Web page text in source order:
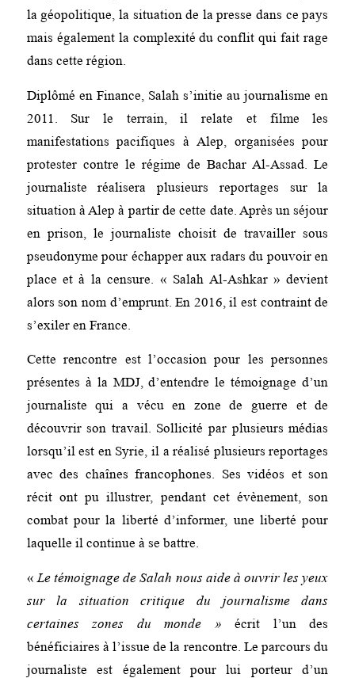
la géopolitique, la situation de la presse dans ce pays
mais également la complexité du conflit qui fait rage
dans cette région.
Diplômé en Finance, Salah s’initie au journalisme en
2011. Sur le terrain, il relate et filme les
manifestations pacifiques à Alep, organisées pour
protester contre le régime de Bachar Al-Assad. Le
journaliste réalisera plusieurs reportages sur la
situation à Alep à partir de cette date. Après un séjour
en prison, le journaliste choisit de travailler sous
pseudonyme pour échapper aux radars du pouvoir en
place et à la censure. « Salah Al-Ashkar » devient
alors son nom d’emprunt. En 2016, il est contraint de
s’exiler en France.
Cette rencontre est l’occasion pour les personnes
présentes à la MDJ, d’entendre le témoignage d’un
journaliste qui a vécu en zone de guerre et de
découvrir son travail. Sollicité par plusieurs médias
lorsqu’il est en Syrie, il a réalisé plusieurs reportages
avec des chaînes francophones. Ses vidéos et son
récit ont pu illustrer, pendant cet évènement, son
combat pour la liberté d’informer, une liberté pour
laquelle il continue à se battre.
«Le témoignage de Salah nous aide à ouvrir les yeux
sur la situation critique du journalisme dans
certaines zones du monde »écrit l’un des
bénéficiaires à l’issue de la rencontre. Le parcours du
journaliste est également pour lui porteur d’un